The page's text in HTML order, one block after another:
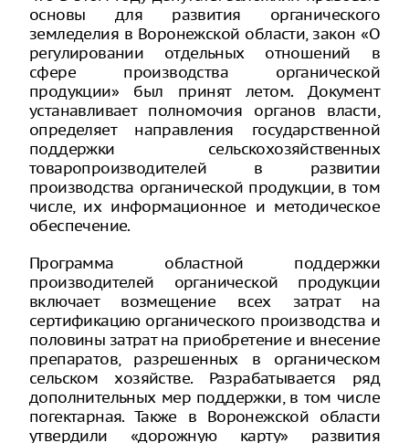
основы для развития органического
земледелия в Воронежской области, закон «О
регулировании отдельных отношений в
сфере производства органической
продукции» был принят летом. Документ
устанавливает полномочия органов власти,
определяет направления государственной
поддержки сельскохозяйственных
товаропроизводителей в развитии
производства органической продукции, в том
числе, их информационное и методическое
обеспечение.
Программа областной поддержки
производителей органической продукции
включает возмещение всех затрат на
сертификацию органического производства и
половины затрат на приобретение и внесение
препаратов, разрешенных в органическом
сельском хозяйстве. Разрабатывается ряд
дополнительных мер поддержки, в том числе
погектарная. Также в Воронежской области
утвердили «дорожную карту» развития